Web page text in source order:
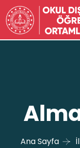
Ana Sayfa